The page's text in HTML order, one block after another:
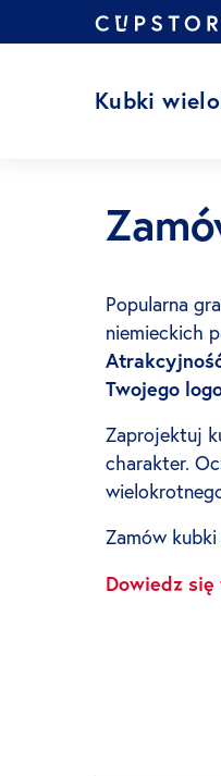
Przejdź
do
Kubki
Popularna
niemieckich
Twojego
Zaprojektuj
charakter.
Zamów
Dowiedz się